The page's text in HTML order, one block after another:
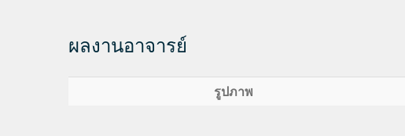
ผลงานอาจารย์
รูปภาพ